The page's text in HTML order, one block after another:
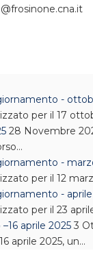
-
per il 17
28 Novembre
-
per il 12
-
per il 23
aprile 20253
aprile 2025, un…